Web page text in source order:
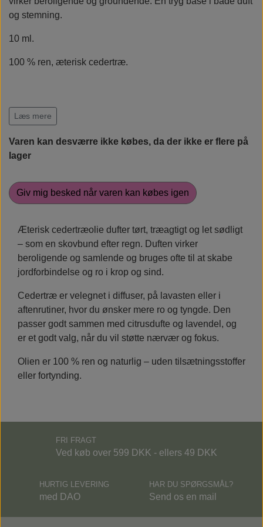
og stemning.
10 ml.
100 % ren, æterisk cedertræ.
Læs mere
Varen kan desværre ikke købes, da der ikke er flere på
lager
Giv mig besked når varen kan købes igen
Æterisk cedertræolie dufter tørt, træagtigt og let sødligt
– som en skovbund efter regn. Duften virker
beroligende og samlende og bruges ofte til at skabe
jordforbindelse og ro i krop og sind.
Cedertræ er velegnet i diffuser, på lavasten eller i
aftenrutiner, hvor du ønsker mere ro og tyngde. Den
passer godt sammen med citrusdufte og lavendel, og
er et godt valg, når du vil støtte nærvær og fokus.
Olien er 100 % ren og naturlig – uden tilsætningsstoffer
eller fortynding.
FRI FRAGT
Ved køb over 599 DKK - ellers 49 DKK
HURTIG LEVERING
med DAO
HAR DU SPØRGSMÅL?
Send os en mail